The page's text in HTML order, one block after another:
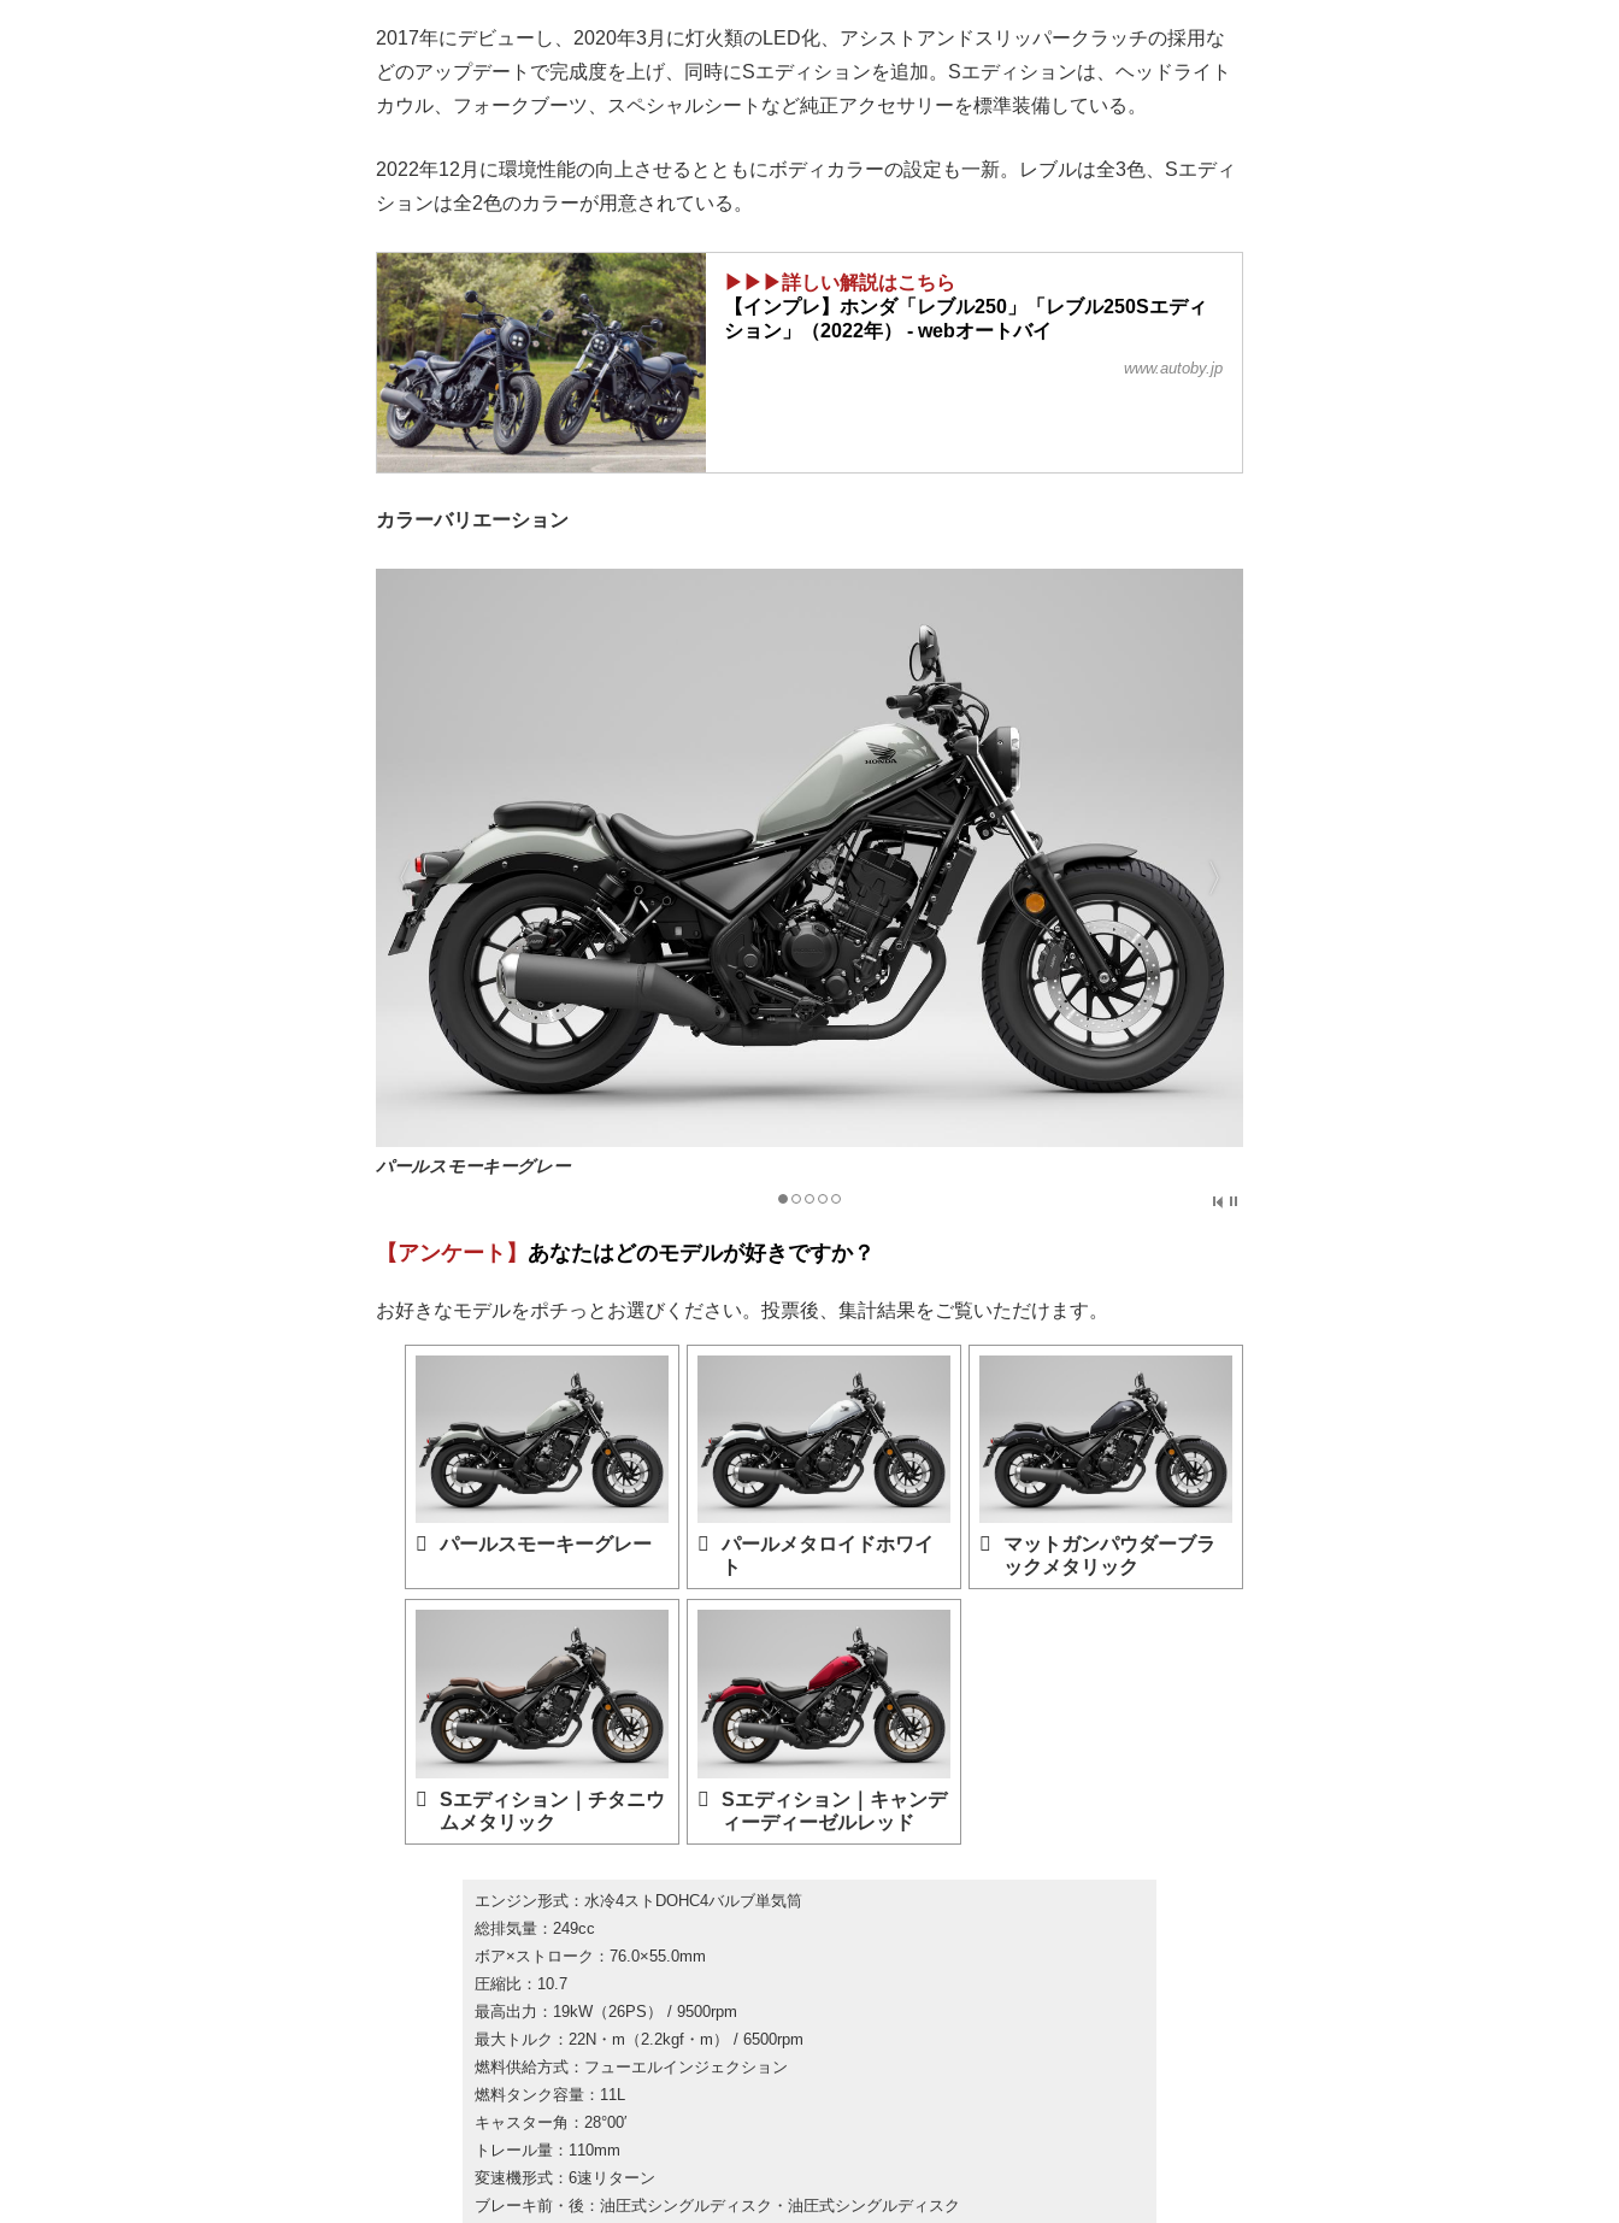
2017年にデビューし、2020年3月に灯火類のLED化、アシストアンドスリッパークラッチの採用な
どのアップデートで完成度を上げ、同時にSエディションを追加。Sエディションは、ヘッドライト
カウル、フォークブーツ、スペシャルシートなど純正アクセサリーを標準装備している。
2022年12月に環境性能の向上させるとともにボディカラーの設定も一新。レブルは全3色、Sエディ
ションは全2色のカラーが用意されている。
▶▶▶詳しい解説はこちら
【インプレ】ホンダ「レブル250」「レブル250Sエディ
ション」（2022年） - webオートバイ
www.autoby.jp
カラーバリエーション
パールスモーキーグレー
【アンケート】 あなたはどのモデルが好きですか？
お好きなモデルをポチっとお選びください。投票後、集計結果をご覧いただけます。
パールスモーキーグレー
パールメタロイドホワイ
ト
マットガンパウダーブラ
ックメタリック
Sエディション｜チタニウ
ムメタリック
Sエディション｜キャンデ
ィーディーゼルレッド
エンジン形式：水冷4ストDOHC4バルブ単気筒
総排気量：249cc
ボア×ストローク：76.0×55.0mm
圧縮比：10.7
最高出力：19kW（26PS） / 9500rpm
最大トルク：22N・m（2.2kgf・m） / 6500rpm
燃料供給方式：フューエルインジェクション
燃料タンク容量：11L
キャスター角：28°00′
トレール量：110mm
変速機形式：6速リターン
ブレーキ前・後：油圧式シングルディスク・油圧式シングルディスク